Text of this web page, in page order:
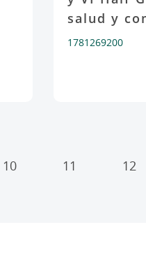
salud y
1781269200
10 11 12